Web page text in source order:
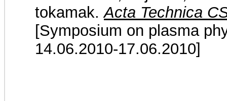
tokamak.Acta Technica
[Symposium on plasma
14.06.2010-17.06.2010]